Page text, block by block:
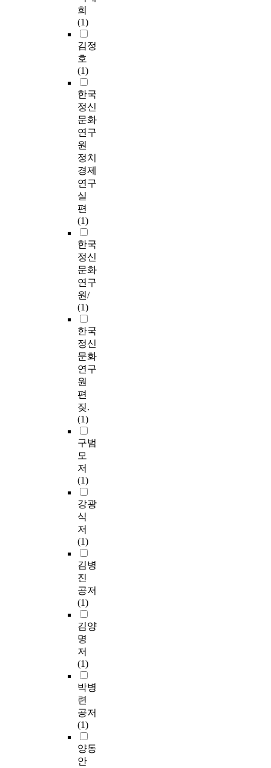
희
(1)
김정
호
(1)
한국
정신
문화
연구
원
정치
경제
연구
실
편
(1)
한국
정신
문화
연구
원/
(1)
한국
정신
문화
연구
원
편
짖.
(1)
구범
모
저
(1)
강광
식
저
(1)
김병
진
공저
(1)
김양
명
저
(1)
박병
련
공저
(1)
양동
안